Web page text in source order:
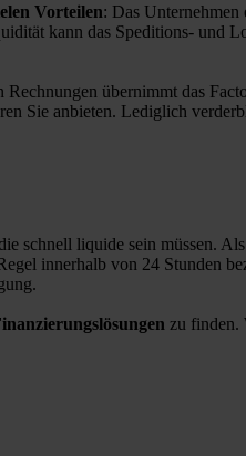
Vorteilen: Das Unternehmen
kann das Speditions- und
übernimmt das
Sie anbieten. Lediglich
schnell liquide sein müssen.
innerhalb von 24 Stunden
zu finden.